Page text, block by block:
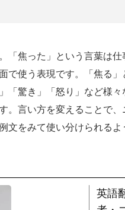
「焦った」という言葉は仕
で使う表現です。「焦る」
「驚き」「怒り」など様々
。言い方を変えることで、
文をみて使い分けられるよ
英語